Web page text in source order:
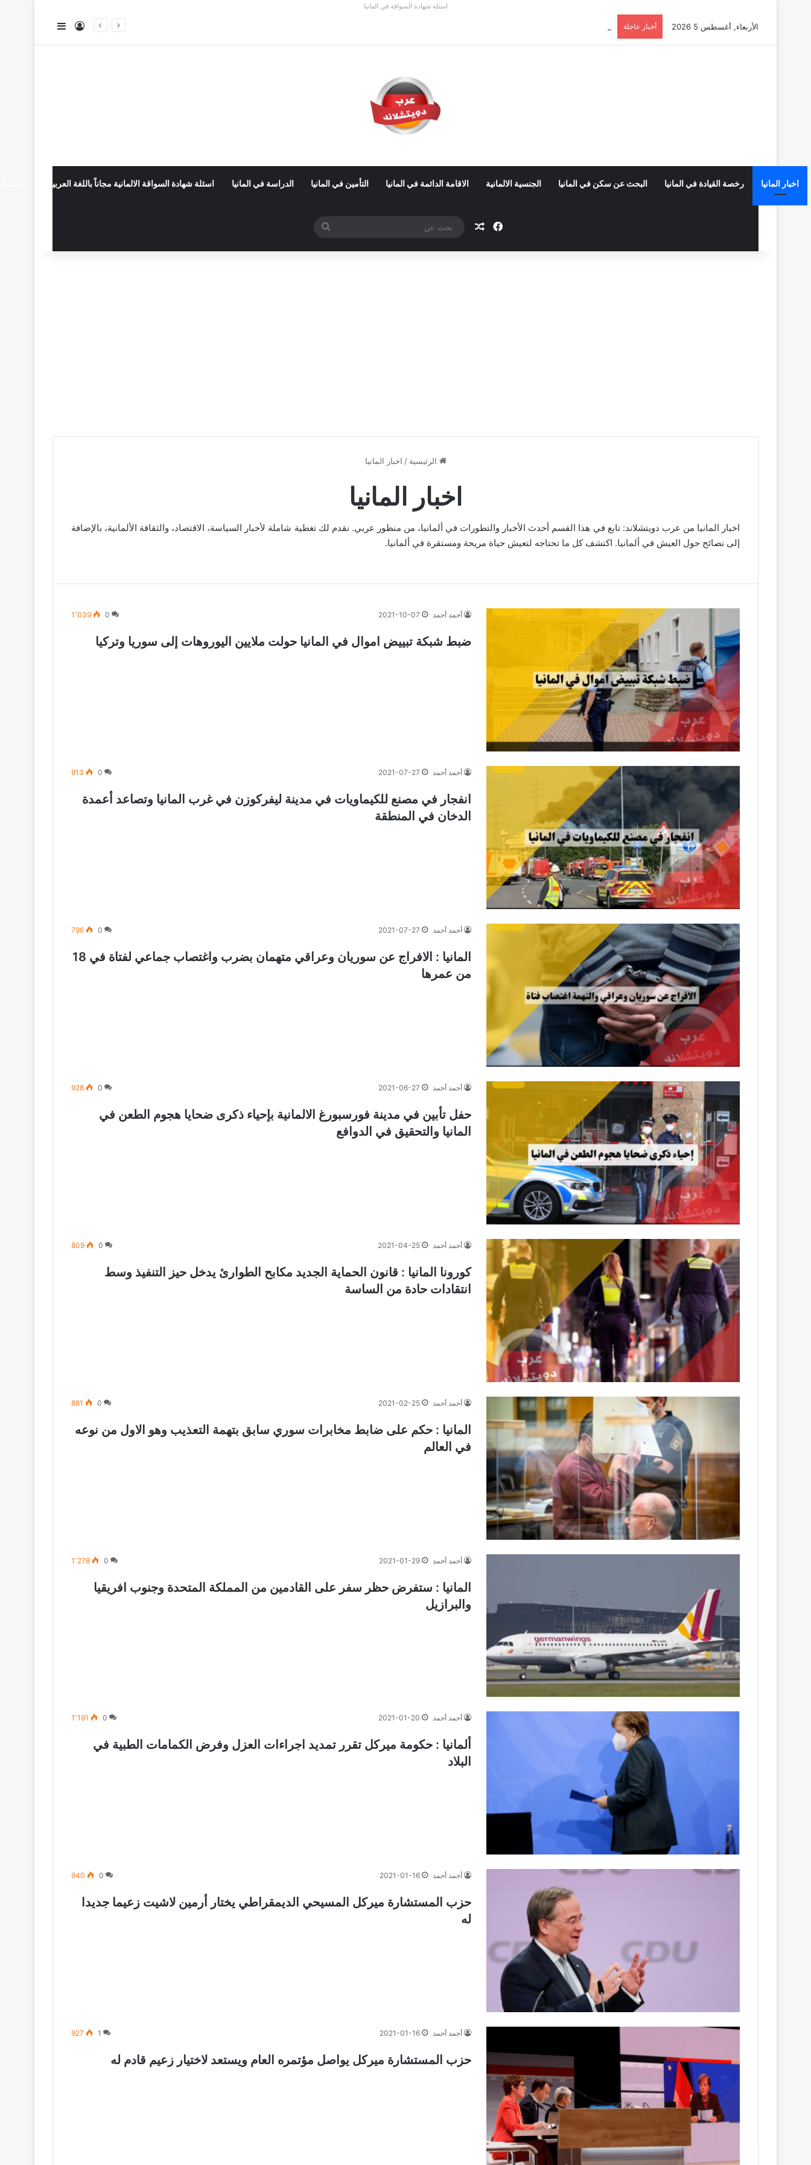
اسئلة شهادة السواقة في المانيا
الأربعاء, أغسطس 5 2026 أخبار عاجلة تسجيل الدخول
اخبار المانيا رخصة القيادة في المانيا البحث عن سكن في المانيا الجنسية الالمانية الاقامة الدائمة في المانيا التأمين في المانيا الدراسة في المانيا اسئلة شهادة السواقة الالمانية مجاناً باللغة العربية
فيسبوكمقال عشوائي
الرئيسية / اخبار المانيا
اخبار المانيا
اخبار المانيا من عرب دويتشلاند: تابع في هذا القسم أحدث الأخبار والتطورات في ألمانيا، من منظور عربي. نقدم لك تغطية شاملة لأخبار السياسة، الاقتصاد، والثقافة الألمانية، بالإضافة
إلى نصائح حول العيش في ألمانيا. اكتشف كل ما تحتاجه لتعيش حياة مريحة ومستقرة في ألمانيا.
أحمد أحمد 2021-10-07
0 1٬039
ضبط شبكة تبييض اموال في المانيا حولت ملايين اليوروهات إلى سوريا وتركيا
أحمد أحمد 2021-07-27
0
913
انفجار في مصنع للكيماويات في مدينة ليفركوزن في غرب المانيا وتصاعد أعمدة
الدخان في المنطقة
أحمد أحمد 2021-07-27
0
796
المانيا : الافراج عن سوريان وعراقي متهمان بضرب واغتصاب جماعي لفتاة في 18
من عمرها
أحمد أحمد 2021-06-27
0
928
حفل تأبين في مدينة فورسبورغ الالمانية بإحياء ذكرى ضحايا هجوم الطعن في
المانيا والتحقيق في الدوافع
أحمد أحمد 2021-04-25
0
809
كورونا المانيا : قانون الحماية الجديد مكابح الطوارئ يدخل حيز التنفيذ وسط
انتقادات حادة من الساسة
أحمد أحمد 2021-02-25
0
881
المانيا : حكم على ضابط مخابرات سوري سابق بتهمة التعذيب وهو الاول من نوعه
في العالم
أحمد أحمد 2021-01-29
0 1٬278
المانيا : ستفرض حظر سفر على القادمين من المملكة المتحدة وجنوب افريقيا
والبرازيل
أحمد أحمد 2021-01-20
0 1٬191
ألمانيا : حكومة ميركل تقرر تمديد اجراءات العزل وفرض الكمامات الطبية في
البلاد
أحمد أحمد 2021-01-16
0
940
حزب المستشارة ميركل المسيحي الديمقراطي يختار أرمين لاشيت زعيما جديدا
له
أحمد أحمد 2021-01-16
1
927
حزب المستشارة ميركل يواصل مؤتمره العام ويستعد لاختيار زعيم قادم له